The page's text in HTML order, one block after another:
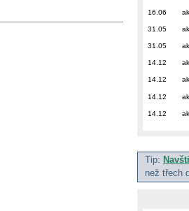
16.06
31.05
31.05
14.12
14.12
14.12
14.12
Tip:
než třech